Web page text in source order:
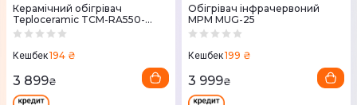
Керамічний обігрівач
Teploceramic TCM-RA550-
49202
Кешбек194 ₴
3 899₴
Обігрівач інфрачервоний
MPM MUG-25
Кешбек199 ₴
3 999₴